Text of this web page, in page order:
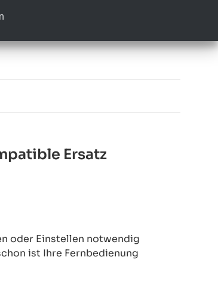
Ersatz
oder Einstellen notwendig
ist Ihre Fernbedienung